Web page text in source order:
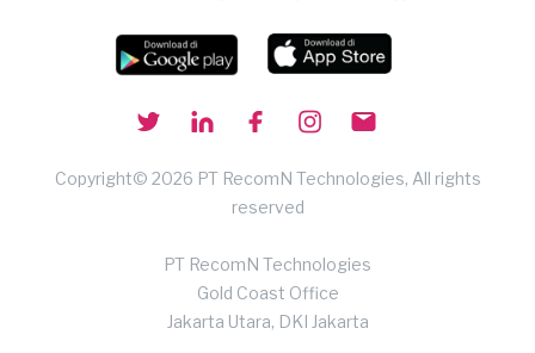
Copyright© 2026 PT RecomN Technologies, All rights
reserved
PT RecomN Technologies
Gold Coast Office
Jakarta Utara, DKI Jakarta